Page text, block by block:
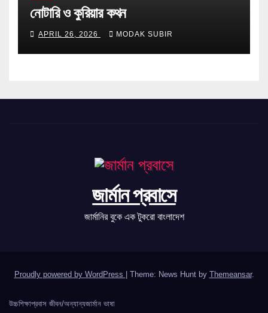
নোটারি ও কুরিয়ার কথন
APRIL 26, 2026 MODAK SUBIR
জার্মান প্রবাসে
জার্মানির বুকে এক টুকরো বাংলাদেশ
Proudly powered by WordPress Theme: News Hunt by Themeansar.
উচ্চশিক্ষাপ্রবাস জীবন/অন্যান্যজার্মান ভাষা